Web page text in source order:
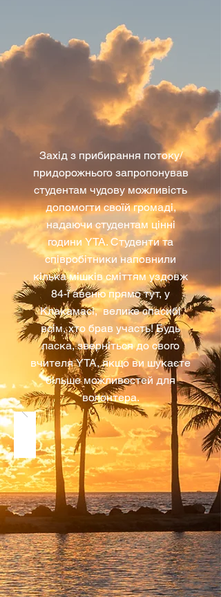
Захід з прибирання потоку/
придорожнього запропонував
студентам чудову можливість
допомогти своїй громаді,
надаючи студентам цінні
години YTA. Студенти та
співробітники наповнили
кілька мішків сміттям уздовж
84-ї авеню прямо тут, у
Клакамасі, велике спасибі
всім, хто брав участь! Будь
ласка, зверніться до свого
вчителя YTA, якщо ви шукаєте
більше можливостей для
волонтера.